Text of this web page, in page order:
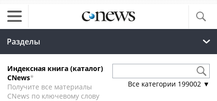
Разделы
Индексная книга (каталог)
CNews*
Получите все материалы
CNews по ключевому слову
Все категории 199002 ▼